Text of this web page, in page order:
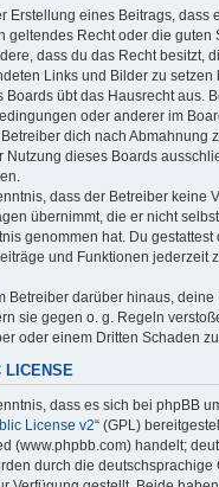
Erstellung eines Beitrags, dass
geltendes Recht oder die guten
dass du das Recht besitzt,
Links und Bilder zu setzen
Boards übt das Hausrecht aus.
oder anderer im
dich nach Abmahnung
Nutzung dieses Boards
dass der Betreiber keine
übernimmt, die er nicht
genommen hat. Du gestattest
und Funktionen jederzeit
Betreiber darüber hinaus, deine
sie gegen o. g. Regeln
oder einem Dritten Schaden
LICENSE
dass es sich bei phpBB
License v2“ (GPL)
(www.phpbb.com) handelt;
durch die deutschsprachige